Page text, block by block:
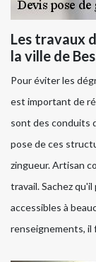
Les travaux
la ville de
Pour éviter les
est important de
sont des conduits
pose de ces
zingueur. Artisan
travail. Sachez
accessibles à
renseignements,